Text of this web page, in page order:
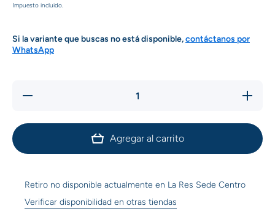
Impuesto incluido.
Si la variante que buscas no está disponible,contáctanos por
WhatsApp
Reducir
Aumentar
cantidad
Rojo X
Libra
Saenz
Agregar al carrito
Retiro no disponible actualmente en La Res Sede Centro
Verificar disponibilidad en otras tiendas